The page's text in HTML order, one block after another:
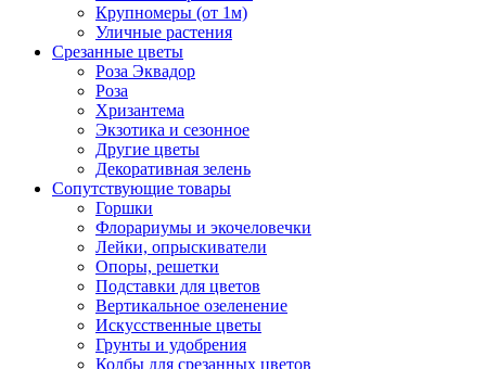
Крупномеры (от 1м)
Уличные растения
Срезанные цветы
Роза Эквадор
Роза
Хризантема
Экзотика и сезонное
Другие цветы
Декоративная зелень
Сопутствующие товары
Горшки
Флорариумы и экочеловечки
Лейки, опрыскиватели
Опоры, решетки
Подставки для цветов
Вертикальное озеленение
Искусственные цветы
Грунты и удобрения
Колбы для срезанных цветов